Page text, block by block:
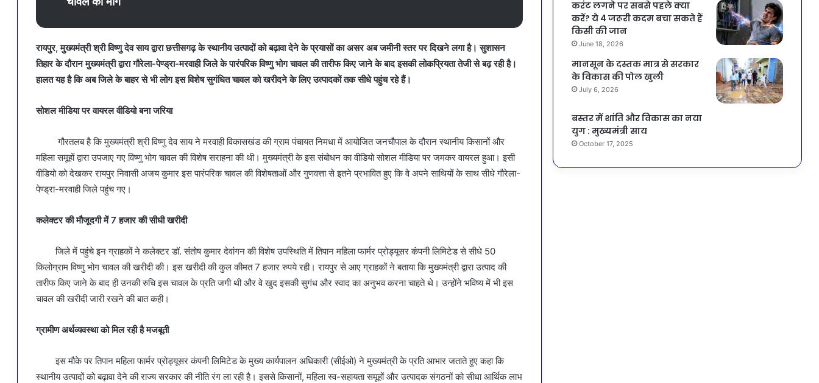
रायपुर, मुख्यमंत्री श्री विष्णु देव साय द्वारा छत्तीसगढ़ के स्थानीय उत्पादों को बढ़ावा देने के प्रयासों का असर अब जमीनी स्तर पर दिखने लगा है। सुशासन
तिहार के दौरान मुख्यमंत्री द्वारा गौरेला-पेण्ड्रा-मरवाही जिले के पारंपरिक विष्णु भोग चावल की तारीफ किए जाने के बाद इसकी लोकप्रियता तेजी से बढ़ रही है।
हालत यह है कि अब जिले के बाहर से भी लोग इस विशेष सुगंधित चावल को खरीदने के लिए उत्पादकों तक सीधे पहुंच रहे हैं।
सोशल मीडिया पर वायरल वीडियो बना जरिया
गौरतलब है कि मुख्यमंत्री श्री विष्णु देव साय ने मरवाही विकासखंड की ग्राम पंचायत निमधा में आयोजित जनचौपाल के दौरान स्थानीय किसानों और
महिला समूहों द्वारा उपजाए गए विष्णु भोग चावल की विशेष सराहना की थी। मुख्यमंत्री के इस संबोधन का वीडियो सोशल मीडिया पर जमकर वायरल हुआ। इसी
वीडियो को देखकर रायपुर निवासी अजय कुमार इस पारंपरिक चावल की विशेषताओं और गुणवत्ता से इतने प्रभावित हुए कि वे अपने साथियों के साथ सीधे गौरेला-
पेण्ड्रा-मरवाही जिले पहुंच गए।
कलेक्टर की मौजूदगी में 7 हजार की सीधी खरीदी
जिले में पहुंचे इन ग्राहकों ने कलेक्टर डॉ. संतोष कुमार देवांगन की विशेष उपस्थिति में तिपान महिला फार्मर प्रोड्यूसर कंपनी लिमिटेड से सीधे 50
किलोग्राम विष्णु भोग चावल की खरीदी की। इस खरीदी की कुल कीमत 7 हजार रुपये रही। रायपुर से आए ग्राहकों ने बताया कि मुख्यमंत्री द्वारा उत्पाद की
तारीफ किए जाने के बाद ही उनकी रुचि इस चावल के प्रति जगी थी और वे खुद इसकी सुगंध और स्वाद का अनुभव करना चाहते थे। उन्होंने भविष्य में भी इस
चावल की खरीदी जारी रखने की बात कही।
ग्रामीण अर्थव्यवस्था को मिल रही है मजबूती
इस मौके पर तिपान महिला फार्मर प्रोड्यूसर कंपनी लिमिटेड के मुख्य कार्यपालन अधिकारी (सीईओ) ने मुख्यमंत्री के प्रति आभार जताते हुए कहा कि
स्थानीय उत्पादों को बढ़ावा देने की राज्य सरकार की नीति रंग ला रही है। इससे किसानों, महिला स्व-सहायता समूहों और उत्पादक संगठनों को सीधा आर्थिक लाभ
करंट लगने पर सबसे पहले क्या
करें? ये 4 जरूरी कदम बचा सकते हैं
किसी की जान
June 18, 2026
मानसून के दस्तक मात्र से सरकार
के विकास की पोल खुली
July 6, 2026
बस्तर में शांति और विकास का नया
युग : मुख्यमंत्री साय
October 17, 2025